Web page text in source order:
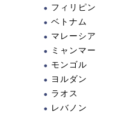
フィリピン
ベトナム
マレーシア
ミャンマー
モンゴル
ヨルダン
ラオス
レバノン